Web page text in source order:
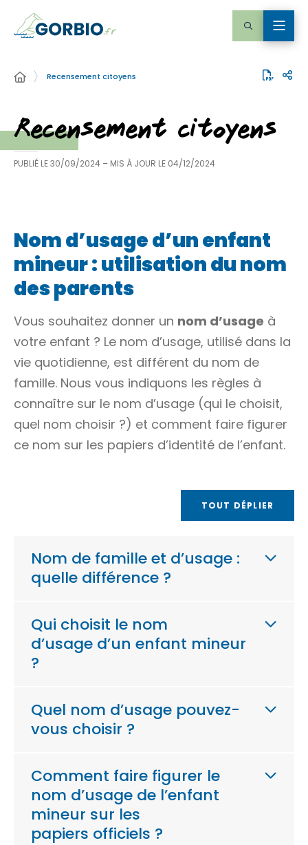
Recensement citoyens
Recensement citoyens
PUBLIÉ LE30/09/2024 – MIS À JOUR LE 04/12/2024
Nom d’usage d’un enfant
mineur : utilisation du nom
des parents
Vous souhaitez donner un nom d’usage à
votre enfant ? Le nom d’usage, utilisé dans la
vie quotidienne, est différent du nom de
famille. Nous vous indiquons les règles à
connaître sur le nom d’usage (qui le choisit,
quel nom choisir ?) et comment faire figurer
ce nom sur les papiers d’identité de l’enfant.
TOUT DÉPLIER
Nom de famille et d’usage :
quelle différence ?
Qui choisit le nom
d’usage d’un enfant mineur
?
Quel nom d’usage pouvez-
vous choisir ?
Comment faire figurer le
nom d’usage de l’enfant
mineur sur les
papiers officiels ?